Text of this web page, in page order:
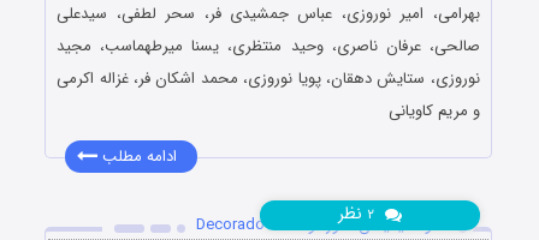
بهرامی، امیر نوروزی، عباس جمشیدی فر، سحر لطفی، سیدعلی
صالحی، عرفان ناصری، وحید منتظری، یسنا میرطهماسب، مجید
نوروزی، ستایش دهقان، پویا نوروزی، محمد اشکان فر، غزاله اکرمی
و مریم کاویانی
ادامه مطلب
دانلود انیمیشن دکورادو Decorado 2025
۲ نظر